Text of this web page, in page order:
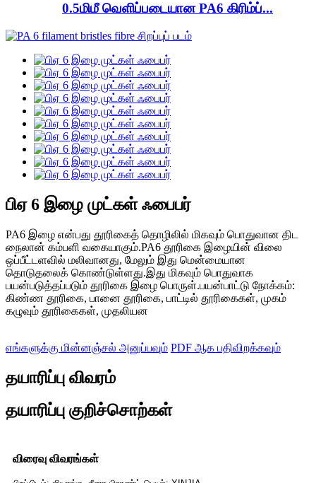
0.5மிமீ வெளிப்படையான PA6 கிரிம்ப்...
பிஏ 6 இழை முட்கள் ஃபைபர்
PA6 இழை என்பது தூரிகைத் தொழிலில் மிகவும் பொதுவான திட
நைலான் கம்பளி வகையாகும்.PA6 தூரிகை இழையின் விலை
ஒப்பீட்டளவில் மலிவானது, மேலும் இது மென்மையான
தொடுதலைக் கொண்டுள்ளது.இது மிகவும் பொதுவாக
பயன்படுத்தப்படும் தூரிகை இழை பொருள்.பயன்பாட்டு நோக்கம்:
கிண்ண தூரிகை, பானை தூரிகை, பாட்டில் தூரிகைகள், முகம்
கழுவும் தூரிகைகள், முதலியன
எங்களுக்கு மின்னஞ்சல் அனுப்பவும் PDF ஆக பதிவிறக்கவும்
தயாரிப்பு விவரம்
தயாரிப்பு குறிச்சொற்கள்
விரைவு விவரங்கள்